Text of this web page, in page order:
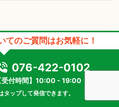
てのご質問はお気軽に！
076-422-0102
受付時間】10:00 - 19:00
タップして発信できます。